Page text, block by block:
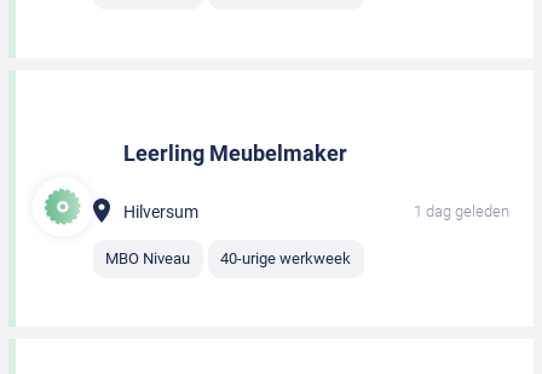
Leerling Meubelmaker
Hilversum 1 dag geleden
MBO Niveau 40-urige werkweek